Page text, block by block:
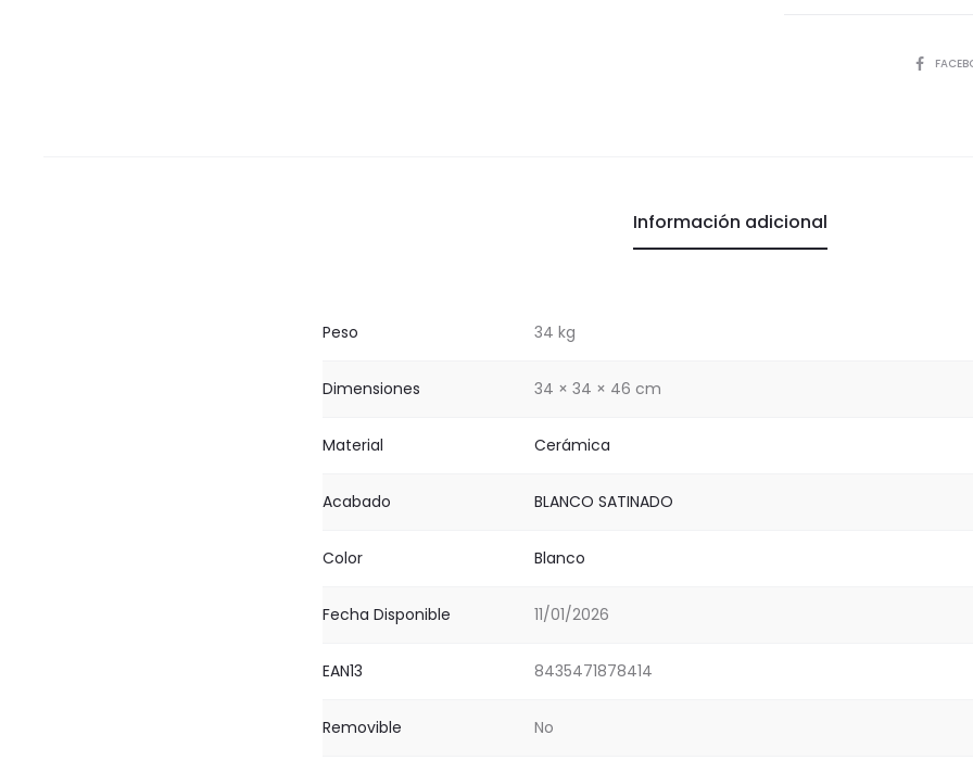
Información adicional
Peso 34 kg
Dimensiones 34 × 34 × 46 cm
Material Cerámica
Acabado BLANCO SATINADO
Color Blanco
Fecha Disponible 11/01/2026
EAN13 8435471878414
Removible No